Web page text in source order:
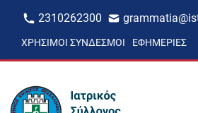
2310262300
ΧΡΉΣΙΜΟΙ ΣΎΝΔΕΣΜΟΙ ΕΦΗΜΕΡΊΕΣ